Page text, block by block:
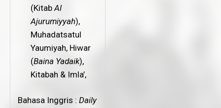
(Kitab Al
Ajurumiyyah),
Muhadatsatul
Yaumiyah, Hiwar
(Baina Yadaik),
Kitabah & Imla’,
Bahasa Inggris : Daily